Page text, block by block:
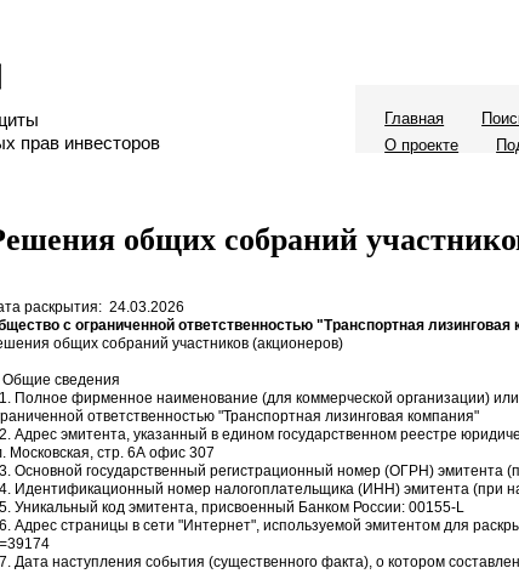
прав инвесторов
Главная
О проекте
общих собраний
раскрытия: 24.03.2026
с ограниченной ответственностью "Транспортная лизинговая
общих собраний участников (акционеров)
Общие сведения
Полное фирменное наименование (для коммерческой организации)
ответственностью "Транспортная лизинговая компания"
Адрес эмитента, указанный в едином государственном реестре
Московская, стр. 6А офис 307
Основной государственный регистрационный номер (ОГРН) эмитента
Идентификационный номер налогоплательщика (ИНН) эмитента (при
Уникальный код эмитента, присвоенный Банком России: 00155-L
Адрес страницы в сети "Интернет", используемой эмитентом для
Дата наступления события (существенного факта), о котором